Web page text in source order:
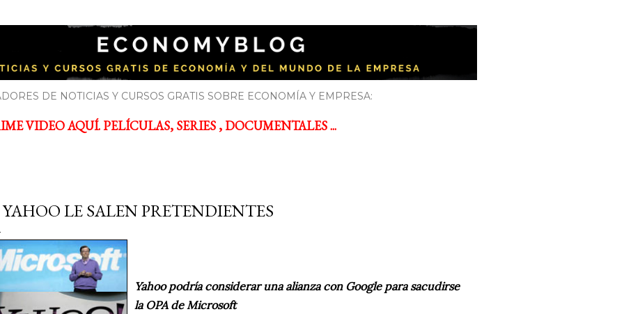
economía y el mundo de la empresa
DE NOTICIAS Y CURSOS GRATIS SOBRE ECONOMÍA Y EMPRESA:
VIDEO AQUÍ. PELÍCULAS, SERIES , DOCUMENTALES ...
LE SALEN PRETENDIENTES
Yahoo podría considerar una alianza con Google para sacudirse
la OPA de Microsoft